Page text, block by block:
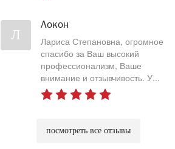
Л
Локон
Лариса Степановна, огромное
спасибо за Ваш высокий
профессионализм, Ваше
внимание и отзывчивость. У...
посмотреть все отзывы